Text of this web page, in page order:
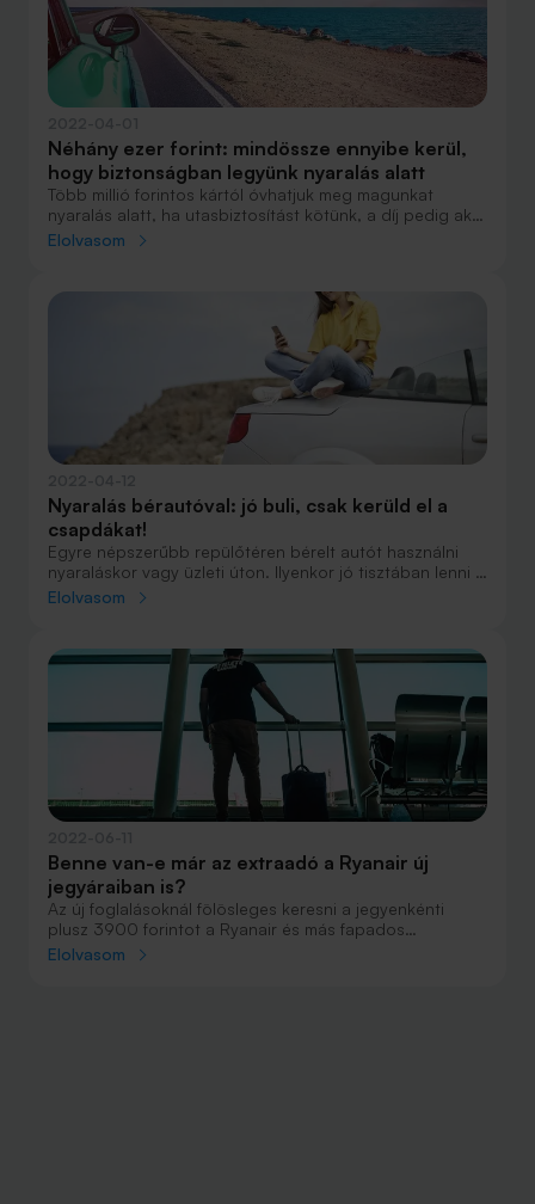
Néhány ezer forint: mindössze ennyibe kerül,
hogy biztonságban legyünk nyaralás alatt
Több millió forintos kártól óvhatjuk meg magunkat
nyaralás alatt, ha utasbiztosítást kötünk, a díj pedig akár
néhány ezer forintból is kijöhet. Ez egy átlagos nyaralás
ellenőrizhetjük, hol a legolcsóbb ez a szolgáltatás, és
meg is köthetjük a kiválasztott biztosítást, anélkül, hogy
Elolvasom
Nyaralás bérautóval: jó buli, csak kerüld el a
csapdákat!
Egyre népszerűbb repülőtéren bérelt autót használni
nyaraláskor vagy üzleti úton. Ilyenkor jó tisztában lenni a
járműhöz kötött és köthető biztosításokkal, és betartani
Elolvasom
Benne van-e már az extraadó a Ryanair új
jegyáraiban is?
Az új foglalásoknál fölösleges keresni a jegyenkénti
plusz 3900 forintot a Ryanair és más fapados
légitársaságok áraiban, de ez nem azt jelenti, hogy az új
Elolvasom